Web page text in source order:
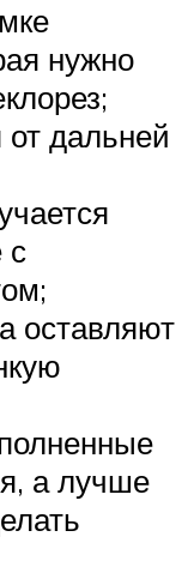
нужно
от дальней
с
оставляют
а лучше